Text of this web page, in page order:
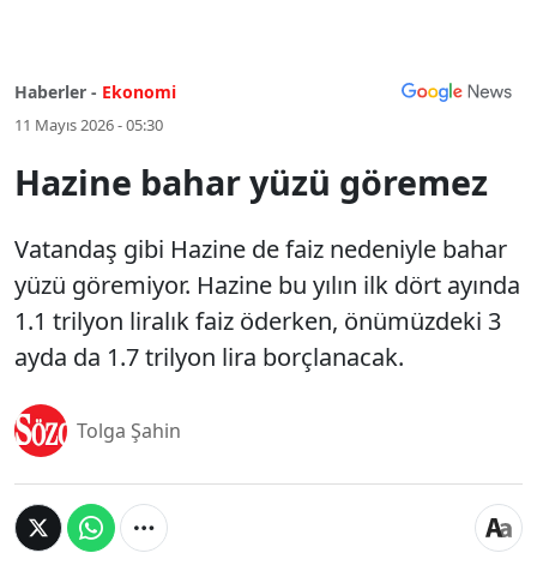
Haberler - Ekonomi
11 Mayıs 2026 - 05:30
Hazine bahar yüzü göremez
Vatandaş gibi Hazine de faiz nedeniyle bahar
yüzü göremiyor. Hazine bu yılın ilk dört ayında
1.1 trilyon liralık faiz öderken, önümüzdeki 3
ayda da 1.7 trilyon lira borçlanacak.
Tolga Şahin